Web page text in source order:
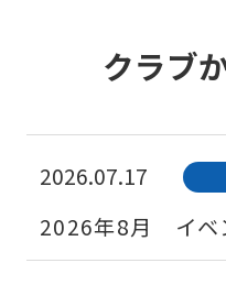
クラブ
2026.07.17
2026年8月 イベ